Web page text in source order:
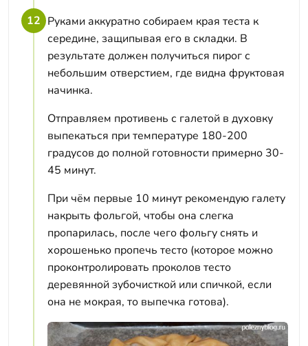
12 Руками аккуратно собираем края теста к
середине, защипывая его в складки. В
результате должен получиться пирог с
небольшим отверстием, где видна фруктовая
начинка.
Отправляем противень с галетой в духовку
выпекаться при температуре 180-200
градусов до полной готовности примерно 30-
45 минут.
При чём первые 10 минут рекомендую галету
накрыть фольгой, чтобы она слегка
пропарилась, после чего фольгу снять и
хорошенько пропечь тесто (которое можно
проконтролировать проколов тесто
деревянной зубочисткой или спичкой, если
она не мокрая, то выпечка готова).